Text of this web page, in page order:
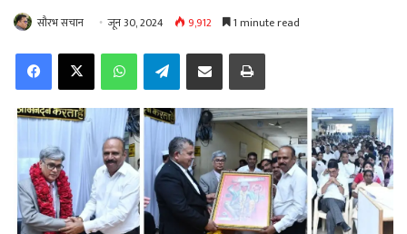
सौरभ सचान जून 30, 2024 9,912 1 minute read
FacebookX WhatsAppTelegramShare via Email Print